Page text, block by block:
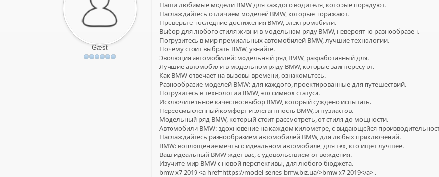
Gæst
Наши любимые модели BMW для каждого водителя, которые порадуют.
Наслаждайтесь отличием моделей BMW, которые поражают.
Проверьте последние достижения BMW, электромобили.
Выбор для любого стиля жизни в модельном ряду BMW, невероятно разнообразен.
Погрузитесь в мир премиальных автомобилей BMW, лучшие технологии.
Почему стоит выбрать BMW, узнайте.
Эволюция автомобилей: модельный ряд BMW, разработанный для.
Лучшие автомобили в модельном ряду BMW, которые заинтересуют.
Как BMW отвечает на вызовы времени, ознакомьтесь.
Разнообразие моделей BMW: для каждого, проектированные для путешествий.
Погрузитесь в технологии BMW, это символ статуса.
Исключительное качество: выбор BMW, который суждено испытать.
Переосмысленный комфорт и элегантность BMW, энтузиастов.
Модельный ряд BMW, который стоит рассмотреть, от стиля до мощности.
Автомобили BMW: вдохновение на каждом километре, с выдающейся
Наслаждайтесь разнообразием автомобилей BMW, для любых приключений.
BMW: воплощение мечты о идеальном автомобиле, для тех, кто ищет лучшее.
Ваш идеальный BMW ждет вас, с удовольствием от вождения.
Изучите мир BMW с новой перспективы, для любого бюджета.
bmw x7 2019 <a href=https://model-series-bmw.biz.ua/>bmw x7 2019</a> .